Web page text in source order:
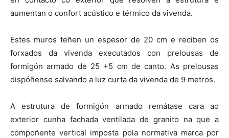
aumentan o confort acústico e térmico da vivenda.
Estes muros teñen un espesor de 20 cm e reciben os
forxados da vivenda executados con prelousas de
formigón armado de 25 +5 cm de canto. As prelousas
dispóñense salvando a luz curta da vivenda de 9 metros.
A estrutura de formigón armado remátase cara ao
exterior cunha fachada ventilada de granito na que a
compoñente vertical imposta pola normativa marca por